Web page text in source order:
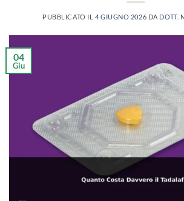
PUBBLICATO IL 4 GIUGNO 2026 DA DOTT.
04
Giu